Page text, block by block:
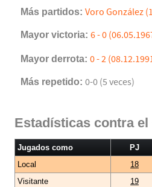
Más partidos: Voro González
Mayor victoria: 6 - 0
Mayor derrota: 0 - 2
Más repetido: 0-0 (5 veces)
Estadísticas contra el
Jugados como PJ
Local
18
Visitante
19